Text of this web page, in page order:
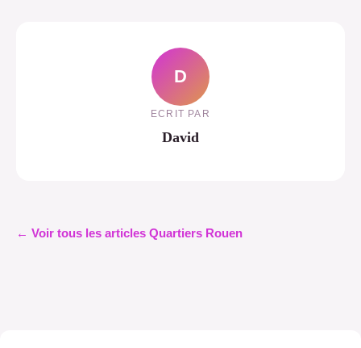
D
ECRIT PAR
David
← Voir tous les articles Quartiers Rouen